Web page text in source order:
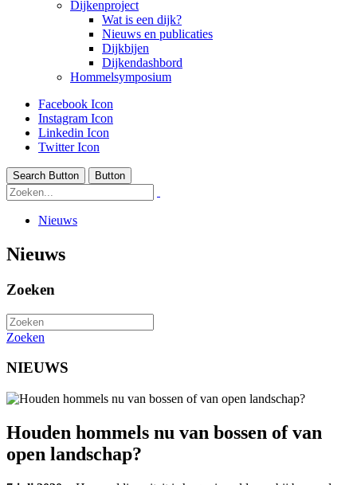
Dijkenproject
Wat is een dijk?
Nieuws en publicaties
Dijkbijen
Dijkendashbord
Hommelsymposium
Facebook Icon
Instagram Icon
Linkedin Icon
Twitter Icon
Search Button Button
Nieuws
Nieuws
Zoeken
Zoeken
NIEUWS
Houden hommels nu van bossen of van
open landschap?